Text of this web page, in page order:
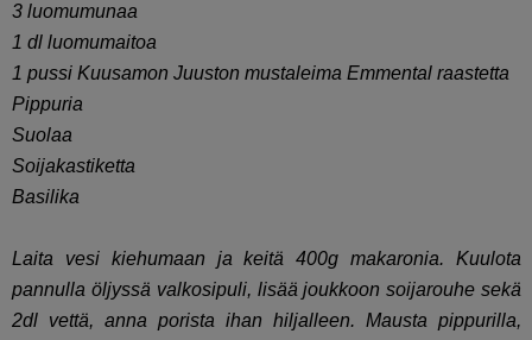
3 luomumunaa
1 dl luomumaitoa
1 pussi Kuusamon Juuston mustaleima Emmental raastetta
Pippuria
Suolaa
Soijakastiketta
Basilika
Laita vesi kiehumaan ja keitä 400g makaronia. Kuulota
pannulla öljyssä valkosipuli, lisää joukkoon soijarouhe sekä
2dl vettä, anna porista ihan hiljalleen. Mausta pippurilla,